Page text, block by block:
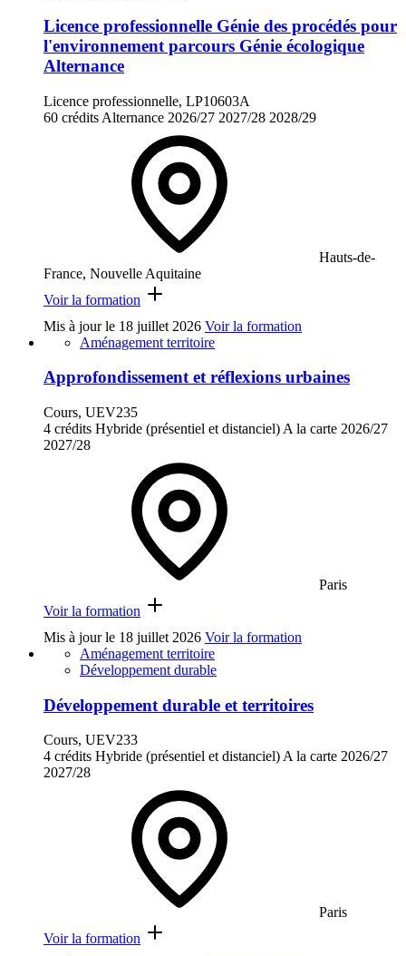
Licence professionnelle Génie des procédés pour
l'environnement parcours Génie écologique
Alternance
Licence professionnelle, LP10603A
60 crédits Alternance 2026/27 2027/28 2028/29
Hauts-de-
France, Nouvelle Aquitaine
Voir la formation
Mis à jour le 18 juillet 2026 Voir la formation
Aménagement territoire
Approfondissement et réflexions urbaines
Cours, UEV235
4 crédits Hybride (présentiel et distanciel) A la carte 2026/27
2027/28
Paris
Voir la formation
Mis à jour le 18 juillet 2026 Voir la formation
Aménagement territoire
Développement durable
Développement durable et territoires
Cours, UEV233
4 crédits Hybride (présentiel et distanciel) A la carte 2026/27
2027/28
Paris
Voir la formation